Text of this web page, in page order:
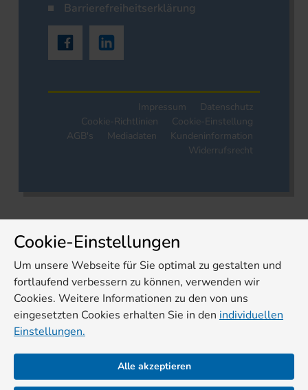
Barrierefreiheitserklärung
Impressum
Datenschutz
Cookie-Richtlinien
Cookie-Einstellung
AGB's
Mediadaten
Kundeninformation
Widerrufsrecht
Cookie-Einstellungen
Um unsere Webseite für Sie optimal zu gestalten und
fortlaufend verbessern zu können, verwenden wir
Cookies. Weitere Informationen zu den von uns
eingesetzten Cookies erhalten Sie in den individuellen
Einstellungen.
Alle akzeptieren